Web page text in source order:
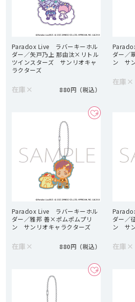
Paradox Live ラバーキーホル
ダー／矢戸乃上 那由汰×リトル
ツインスターズ サンリオキャ
ラクターズ
在庫 × 880円
ダー／
ン サ
在庫 ×
Paradox Live ラバーキーホル
ダー／雅邦 善×ポムポムプリ
ン サンリオキャラクターズ
在庫 × 880円
ダー／
ン サ
在庫 ×